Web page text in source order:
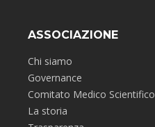
ASSOCIAZIONE
Chi siamo
Governance
Comitato Medico Scientifico
La storia